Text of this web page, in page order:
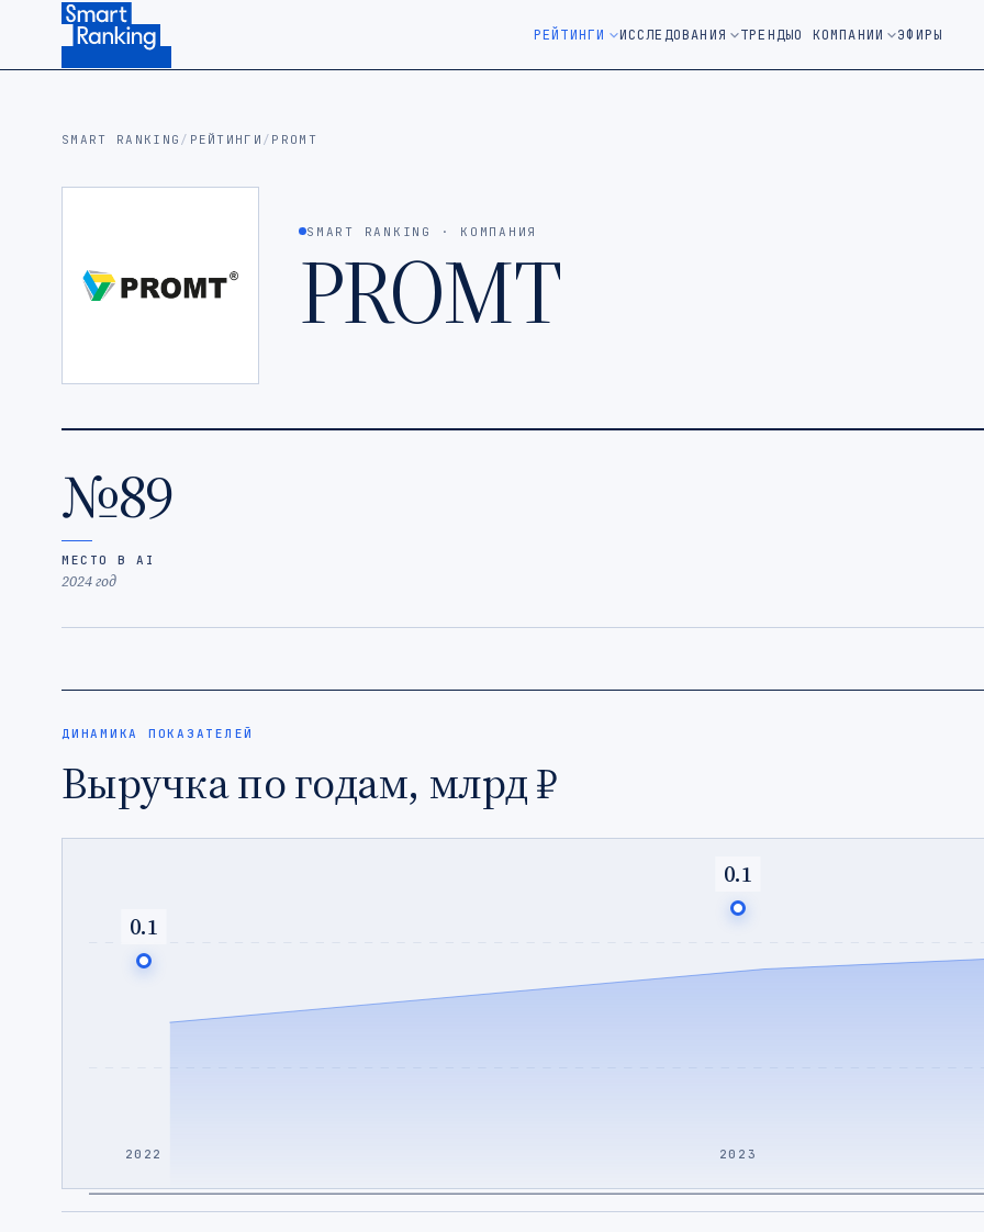
Подписаться на наш канал в Telegram (откроется в новом окне)
РЕЙТИНГИ ИССЛЕДОВАНИЯ ТРЕНДЫО КОМПАНИИ ЭФИРЫ
SMART RANKING / РЕЙТИНГИ / PROMT
SMART RANKING · КОМПАНИЯ
PROMT
№89
МЕСТО В AI
2024 год
ДИНАМИКА ПОКАЗАТЕЛЕЙ
Выручка по годам, млрд ₽
0.1
0.1
2022 2023